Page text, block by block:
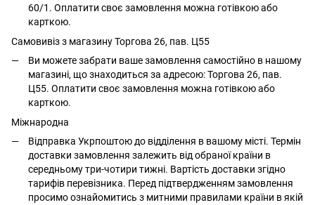
60/1. Оплатити своє замовлення можна готівкою або
карткою.
Самовивіз з магазину Торгова 26, пав. Ц55
Ви можете забрати ваше замовлення самостійно в нашому
магазині, що знаходиться за адресою: Торгова 26, пав.
Ц55. Оплатити своє замовлення можна готівкою або
карткою.
Міжнародна
Відправка Укрпоштою до відділення в вашому місті. Термін
доставки замовлення залежить від обраної країни в
середньому три-чотири тижні. Вартість доставки згідно
тарифів перевізника. Перед підтвердженням замовлення
просимо ознайомитись з митними правилами країни в якій